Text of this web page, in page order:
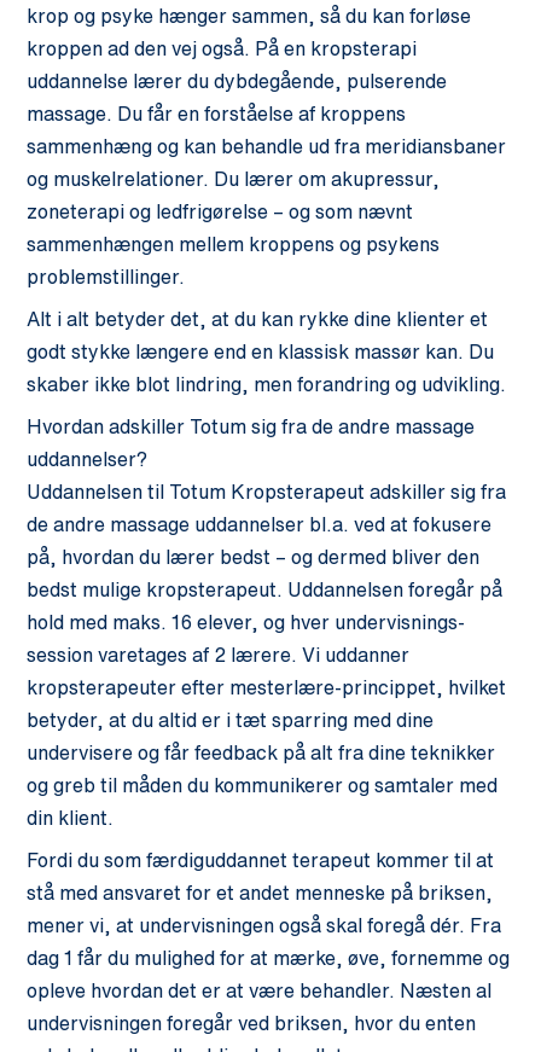
krop og psyke hænger sammen, så du kan forløse
kroppen ad den vej også. På en kropsterapi
uddannelse lærer du dybdegående, pulserende
massage. Du får en forståelse af kroppens
sammenhæng og kan behandle ud fra meridiansbaner
og muskelrelationer. Du lærer om akupressur,
zoneterapi og ledfrigørelse – og som nævnt
sammenhængen mellem kroppens og psykens
problemstillinger.
Alt i alt betyder det, at du kan rykke dine klienter et
godt stykke længere end en klassisk massør kan. Du
skaber ikke blot lindring, men forandring og udvikling.
Hvordan adskiller Totum sig fra de andre massage
uddannelser?
Uddannelsen til Totum Kropsterapeut adskiller sig fra
de andre massage uddannelser bl.a. ved at fokusere
på, hvordan du lærer bedst – og dermed bliver den
bedst mulige kropsterapeut. Uddannelsen foregår på
hold med maks. 16 elever, og hver undervisnings-
session varetages af 2 lærere. Vi uddanner
kropsterapeuter efter mesterlære-princippet, hvilket
betyder, at du altid er i tæt sparring med dine
undervisere og får feedback på alt fra dine teknikker
og greb til måden du kommunikerer og samtaler med
din klient.
Fordi du som færdiguddannet terapeut kommer til at
stå med ansvaret for et andet menneske på briksen,
mener vi, at undervisningen også skal foregå dér. Fra
dag 1 får du mulighed for at mærke, øve, fornemme og
opleve hvordan det er at være behandler. Næsten al
undervisningen foregår ved briksen, hvor du enten